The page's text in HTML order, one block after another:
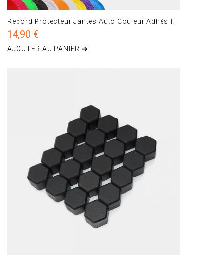
Rebord Protecteur Jantes Auto Couleur Adhésif...
14,90 €
AJOUTER AU PANIER ➔